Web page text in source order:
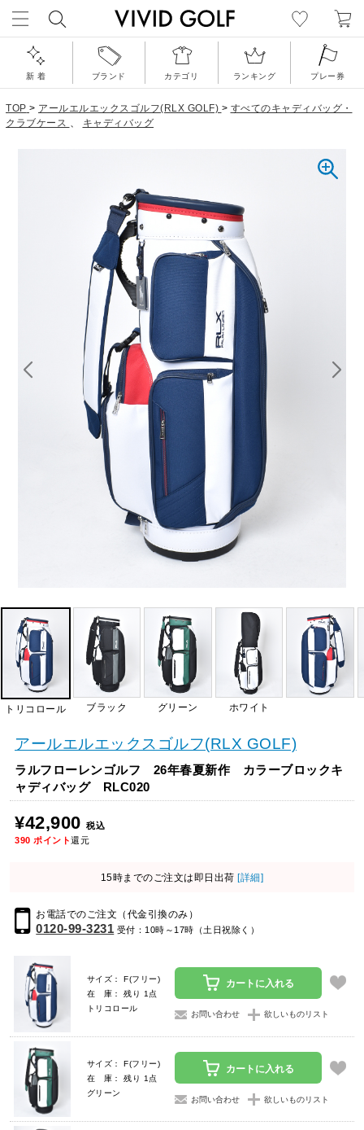
新 着 ブランド カテゴリ ランキング プレー券
TOP > アールエルエックスゴルフ(RLX GOLF) > すべてのキャディバッグ・
クラブケース 、 キャディバッグ
トリコロール ブラック グリーン ホワイト
アールエルエックスゴルフ(RLX GOLF)
ラルフローレンゴルフ 26年春夏新作 カラーブロックキ
ャディバッグ RLC020
¥42,900 税込
390 ポイント還元
15時までのご注文は即日出荷 [詳細]
お電話でのご注文（代金引換のみ）
0120-99-3231 受付：10時～17時（土日祝除く）
サイズ： F(フリー)
在 庫： 残り 1点
トリコロール
カートに入れる
お問い合わせ 欲しいものリスト
サイズ： F(フリー)
在 庫： 残り 1点
グリーン
カートに入れる
お問い合わせ 欲しいものリスト